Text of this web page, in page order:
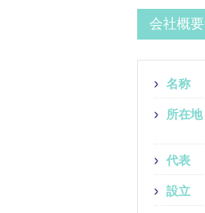
会社概要
名称
所在地
代表
設立